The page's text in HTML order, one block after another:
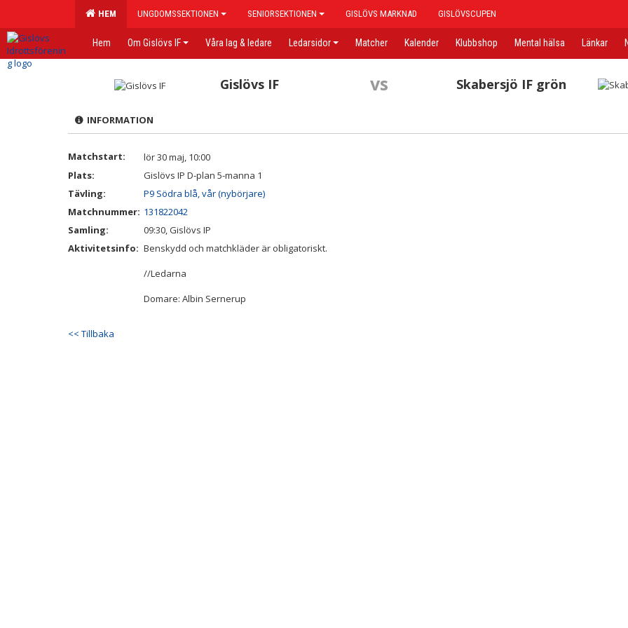
HEM UNGDOMSSEKTIONEN SENIORSEKTIONEN GISLÖVS MARKNAD GISLÖVSCUPEN
Hem Om Gislövs IF Våra lag & ledare Ledarsidor Matcher Kalender Klubbshop Mental hälsa Länkar
Gislövs IF vs Skabersjö IF grön
INFORMATION
Matchstart:
lör 30 maj, 10:00
Plats:
Gislövs IP D-plan 5-manna 1
Tävling:
P9 Södra blå, vår (nybörjare)
Matchnummer: 131822042
Samling:
09:30, Gislövs IP
Aktivitetsinfo: Benskydd och matchkläder är obligatoriskt.
//Ledarna
Domare: Albin Sernerup
<< Tillbaka